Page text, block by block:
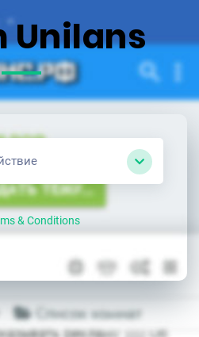
Unilans
& Conditions